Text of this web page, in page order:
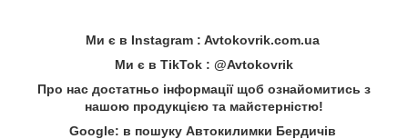
Ми є в Instagram : Avtokovrik.com.ua
Ми є в TikTok : @Avtokovrik
Про нас достатньо інформації щоб ознайомитись з
нашою продукцією та майстерністю!
Google: в пошуку Автокилимки Бердичів